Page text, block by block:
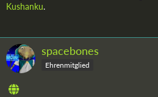
Kushanku.
spacebones
Ehrenmitglied